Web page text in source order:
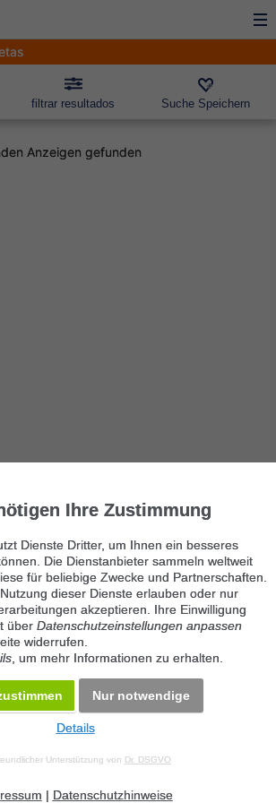
filtrar resultados Suche Speichern
Anzeigen gefunden
Impressum Kontakt Datenschutz anpassen Desktop Version
Ihre Zustimmung
Dienste Dritter, um Ihnen ein besseres
Die Dienstanbieter sammeln weltweit
für beliebige Zwecke und Partnerschaften.
dieser Dienste erlauben oder nur
akzeptieren. Ihre Einwilligung
über Datenschutzeinstellungen anpassen
widerrufen.
, um mehr Informationen zu erhalten.
Nur notwendige
Details
Unterstützung von Dr. DSGVO
| Datenschutzhinweise